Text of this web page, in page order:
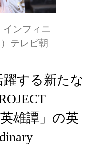
インフィニ
テレビ朝
する新たな
雄譚」の英